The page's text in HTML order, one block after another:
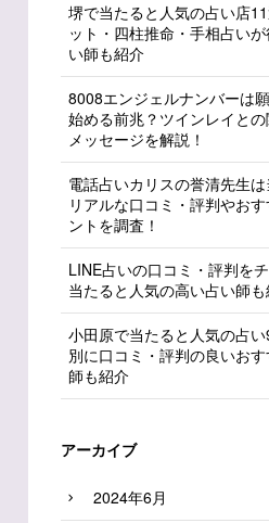
堺で当たると人気の占い店
ット・四柱推命・手相占い
い師も紹介
8008エンジェルナンバーは
始める前兆？ツインレイと
メッセージを解説！
電話占いカリスの誉清先生は
リアルな口コミ・評判やお
ントを調査！
LINE占いの口コミ・評判を
当たると人気の高い占い師
小田原で当たると人気の占
別に口コミ・評判の良いお
師も紹介
アーカイブ
2024年6月